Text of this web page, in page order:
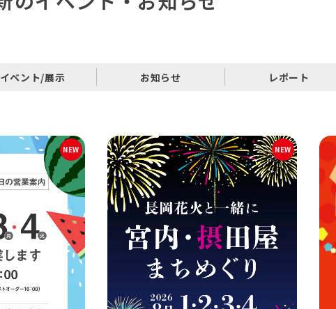
イベント/展示 お知らせ レポート
NEW NEW